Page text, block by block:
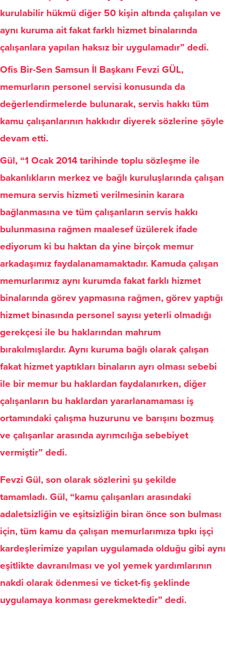
kurulabilir hükmü diğer 50 kişin altında çalışılan ve
aynı kuruma ait fakat farklı hizmet binalarında
çalışanlara yapılan haksız bir uygulamadır” dedi.
Ofis Bir-Sen Samsun İl Başkanı Fevzi GÜL,
memurların personel servisi konusunda da
değerlendirmelerde bulunarak, servis hakkı tüm
kamu çalışanlarının hakkıdır diyerek sözlerine şöyle
devam etti.
Gül, “1 Ocak 2014 tarihinde toplu sözleşme ile
bakanlıkların merkez ve bağlı kuruluşlarında çalışan
memura servis hizmeti verilmesinin karara
bağlanmasına ve tüm çalışanların servis hakkı
bulunmasına rağmen maalesef üzülerek ifade
ediyorum ki bu haktan da yine birçok memur
arkadaşımız faydalanamamaktadır. Kamuda çalışan
memurlarımız aynı kurumda fakat farklı hizmet
binalarında görev yapmasına rağmen, görev yaptığı
hizmet binasında personel sayısı yeterli olmadığı
gerekçesi ile bu haklarından mahrum
bırakılmışlardır. Aynı kuruma bağlı olarak çalışan
fakat hizmet yaptıkları binaların ayrı olması sebebi
ile bir memur bu haklardan faydalanırken, diğer
çalışanların bu haklardan yararlanamaması iş
ortamındaki çalışma huzurunu ve barışını bozmuş
ve çalışanlar arasında ayrımcılığa sebebiyet
vermiştir” dedi.
Fevzi Gül, son olarak sözlerini şu şekilde
tamamladı. Gül, “kamu çalışanları arasındaki
adaletsizliğin ve eşitsizliğin biran önce son bulması
için, tüm kamu da çalışan memurlarımıza tıpkı işçi
kardeşlerimize yapılan uygulamada olduğu gibi aynı
eşitlikte davranılması ve yol yemek yardımlarının
nakdi olarak ödenmesi ve ticket-fiş şeklinde
uygulamaya konması gerekmektedir” dedi.